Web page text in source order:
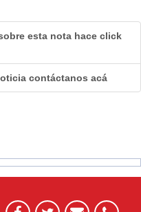
esta nota hace click
contáctanos acá